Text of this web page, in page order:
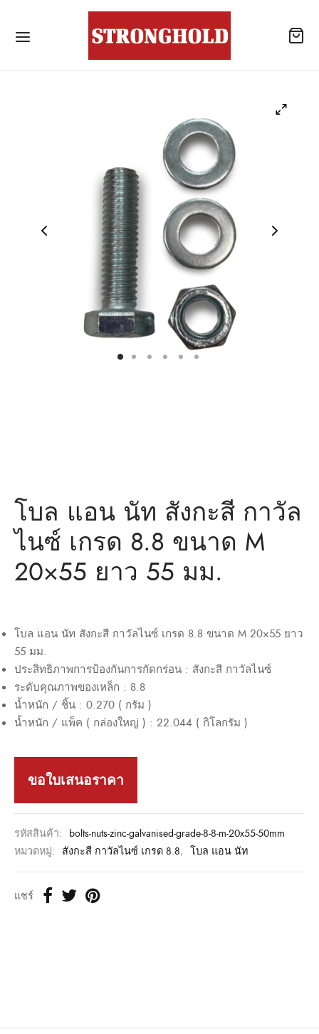
โบล แอน นัท สังกะสี กาวัล
ไนซ์ เกรด 8.8 ขนาด M
20×55 ยาว 55 มม.
โบล แอน นัท สังกะสี กาวัลไนซ์ เกรด 8.8 ขนาด M 20×55 ยาว
55 มม.
ประสิทธิภาพการป้องกันการกัดกร่อน : สังกะสี กาวัลไนซ์
ระดับคุณภาพของเหล็ก : 8.8
น้ำหนัก / ชิ้น : 0.270 ( กรัม )
น้ำหนัก / แพ็ค ( กล่องใหญ่ ) : 22.044 ( กิโลกรัม )
ขอใบเสนอราคา
รหัสสินค้า: bolts-nuts-zinc-galvanised-grade-8-8-m-20x55-50mm
หมวดหมู่: สังกะสี กาวัลไนซ์ เกรด 8.8, โบล แอน นัท
แชร์
บไม่เจาะนำปลายสว่าน
หะสำหรับงานโครงสร้างเหล็ก / สกรูยึดหลังคา
เสริมสำหรับหลังคา
คมีสำหรับงานเจาะเสียบเหล็ก / พุกเคมี
คมีสำหรับงานเจาะเสียบเหล็ก / อุปกรณ์เสริม